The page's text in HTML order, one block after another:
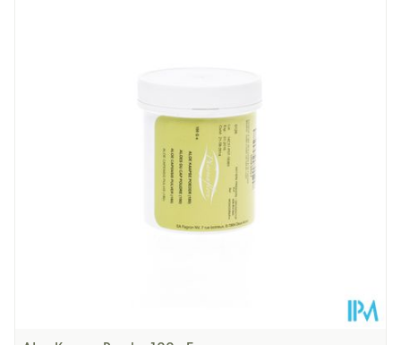
250
Kamertemperatuur (15°C -
25°C)